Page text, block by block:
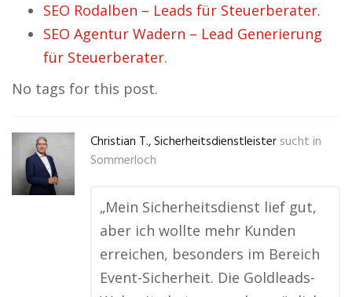
SEO Rodalben – Leads für Steuerberater.
SEO Agentur Wadern – Lead Generierung
für Steuerberater.
No tags for this post.
Christian T., Sicherheitsdienstleister sucht in
Sommerloch
„Mein Sicherheitsdienst lief gut,
aber ich wollte mehr Kunden
erreichen, besonders im Bereich
Event-Sicherheit. Die Goldleads-